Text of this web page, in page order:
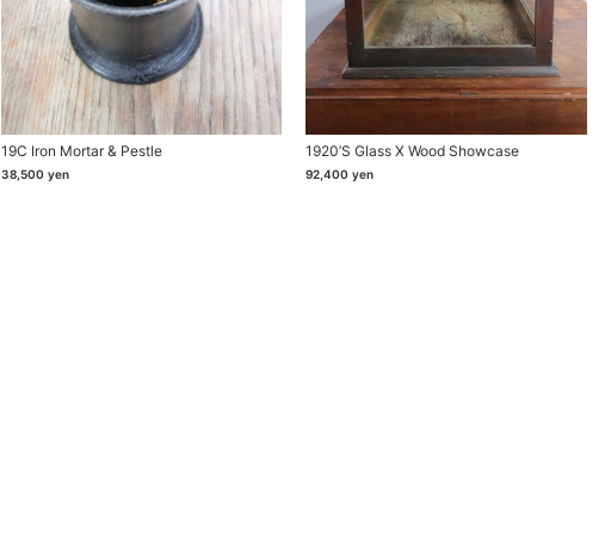
19C Iron Mortar & Pestle
38,500 yen
1920’s Glass X Wood Showcase
92,400 yen